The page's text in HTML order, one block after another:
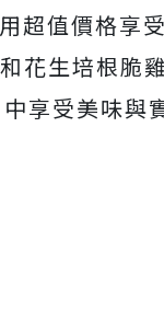
超值價格享
花生培根脆
享受美味與